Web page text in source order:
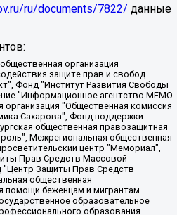
ru/documents/7822/ данные
в Нидерландах (дата регистрации 11.07.2018), Захаров Андрей Вячеславович, Клепиковская Екатерина Дмитриевна, Общество с ограниченной ответственностью "МЕМО", Перл Роман Александрович, Симонов Евгений Алексеевич, Соловьева Елена Анатольевна, Сотников Даниил Владимирович, Сурначева Елизавета Дмитриевна, Автономная некоммерческая организация по защите прав человека и информированию населения "Якутия – Наше Мнение", Общество с ограниченной ответственностью "Москоу диджитал медиа", с 26.01.2023 Общество с ограниченной ответственностью "Чайка Белые сады", Ветошкина Валерия Валерьевна, Заговора Максим Александрович, Межрегиональное общественное движение "Российская ЛГБТ - сеть", Оленичев Максим Владимирович, Павлов Иван Юрьевич, Скворцова Елена Сергеевна, Общество с ограниченной ответственностью "Как бы инагент", Кочетков Игорь Викторович, Общество с ограниченной ответственностью "Честные выборы", Еланчик Олег Александрович, Общество с ограниченной ответственностью "Нобелевский призыв", Гималова Регина Эмилевна, Григорьев Андрей Валерьевич, Григорьева Алина Александровна, Ассоциация по содействию защите прав призывников, альтернативнослужащих и военнослужащих "Правозащитная группа "Гражданин.Армия.Право", Хисамова Регина Фаритовна, Автономная некоммерческая организация по реализации социально-правовых программ "Лилит", Дальневосточное общественное движение "Маяк", Санкт-Петербургская ЛГБТ-инициативная группа "Выход", Инициативная группа ЛГБТ+ "Реверс", Алексеев Андрей Викторович, Бекбулатова Таисия Львовна, Беляев Иван Михайлович, Владыкина Елена Сергеевна, Гельман Марат Александрович, Никульшина Вероника Юрьевна, Толоконникова Надежда Андреевна, Шендерович Виктор Анатольевич, Общество с ограниченной ответственностью "Данное сообщение", Общество с ограниченной ответственностью Издательский дом "Новая глава", Айнбиндер Александра Александровна, Московский комьюнити-центр для ЛГБТ+инициатив, Благотворительный фонд развития филантропии, Deutsche Welle (Германия, Kurt-Schumacher-Strasse 3, 53113 Bonn), Борзунова Мария Михайловна, Воробьев Виктор Викторович, Голубева Анна Львовна, Константинова Алла Михайловна, Малкова Ирина Владимировна, Мурадов Мурад Абдулгалимович, Осетинская Елизавета Николаевна, Понасенков Евгений Николаевич, Ганапольский Матвей Юрьевич, Киселев Евгений Алексеевич, Борухович Ирина Григорьевна, Дремин Иван Тимофеевич, Дубровский Дмитрий Викторович, Красноярская региональная общественная организация поддержки и развития альтернативных образовательных технологий и межкультурных коммуникаций "ИНТЕРРА", Маяковская Екатерина Алексеевна, Фейгин Марк Захарович, Филимонов Андрей Викторович, Дзугкоева Регина Николаевна, Доброхотов Роман Александрович, Дудь Юрий Александрович, Елкин Сергей Владимирович, Кругликов Кирилл Игоревич, Сабунаева Мария Леонидовна, Семенов Алексей Владимирович, Шаинян Карен Багратович, Шульман Екатерина Михайловна, Асафьев Артур Валерьевич, Вахштайн Виктор Семенович, Венедиктов Алексей Алексеевич, Лушникова Екатерина Евгеньевна, Волков Леонид Михайлович, Невзоров Александр Глебович, Пархоменко Сергей Борисович, Сироткин Ярослав Николаевич, Кара-Мурза Владимир Владимирович, Баранова Наталья Владимировна, Гозман Леонид Яковлевич, Кагарлицкий Борис Юльевич, Климарев Михаил Валерьевич, Милов Владимир Станиславович, Автономная некоммерческая организация Краснодарский центр современного искусства "Типография", Моргенштерн Алишер Тагирович, Соболь Любовь Эдуардовна, Общество с ограниченной ответственностью "ЛИЗА НОРМ", Каспаров Гарри Кимович, Ходорковский Михаил Борисович, Общество с ограниченной ответственностью "Апрельские тезисы", Данилович Ирина Брониславовна, Кашин Олег Владимирович, Петров Николай Владимирович, Пивоваров Алексей Владимирович, Соколов Михаил Владимирович, Цветкова Юлия Владимировна, Чичваркин Евгений Александрович, Комитет против пыток/Команда против пыток, Общество с ограниченной ответственностью "Первый научный", Общество с ограниченной ответственностью "Вертолет и ко", Белоцерковская Вероника Борисовна, Кац Максим Евгеньевич, Лазарева Татьяна Юрьевна, Шаведдинов Руслан Табризович, Яшин Илья Валерьевич, Общество с ограниченной ответственностью "Иноагент ААВ", Алешковский Дмитрий Петрович, Альбац Евгения Марковна, Быков Дмитрий Львович, Галямина Юлия Евгеньевна, Лойко Сергей Леонидович, Мартынов Кирилл Константинович, Медведев Сергей Александрович, Крашенинников Федор Геннадиевич, Гордеева Катерина Вл